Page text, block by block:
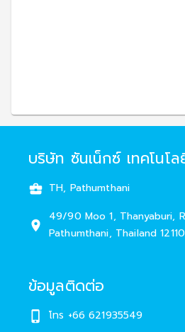
บริษัท ซันเน็กซ์ เทคโนโ
TH, Pathumthani
49/90 Moo 1, Thanyaburi,
Pathumthani, Thailand 12110
ข้อมูลติดต่อ
โทร +66 621935549